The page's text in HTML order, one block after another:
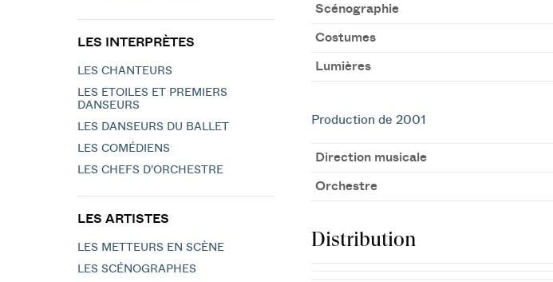
Scénographie
Costumes
Lumières
Production de 2001
Direction musicale
Orchestre
Distribution
LES INTERPRÈTES
LES CHANTEURS
LES ETOILES ET PREMIERS
DANSEURS
LES DANSEURS DU BALLET
LES COMÉDIENS
LES CHEFS D'ORCHESTRE
LES ARTISTES
LES METTEURS EN SCÈNE
LES SCÉNOGRAPHES